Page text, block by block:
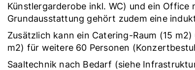
Künstlergarderobe inkl. WC) und ein Office
Grundausstattung gehört zudem eine
Zusätzlich kann ein Catering-Raum (15
m2) für weitere 60 Personen
Saaltechnik nach Bedarf (siehe